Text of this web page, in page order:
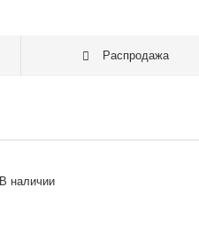
Распродажа
В наличии